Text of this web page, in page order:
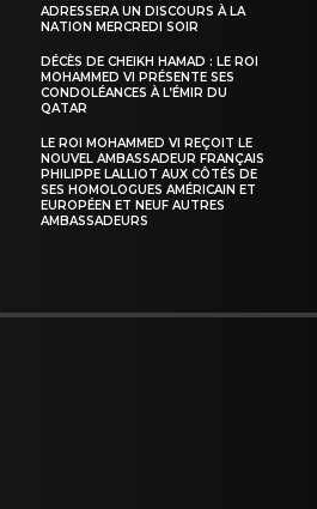
ADRESSERA UN DISCOURS À LA
NATION MERCREDI SOIR
DÉCÈS DE CHEIKH HAMAD : LE ROI
MOHAMMED VI PRÉSENTE SES
CONDOLÉANCES À L’ÉMIR DU
QATAR
LE ROI MOHAMMED VI REÇOIT LE
NOUVEL AMBASSADEUR FRANÇAIS
PHILIPPE LALLIOT AUX CÔTÉS DE
SES HOMOLOGUES AMÉRICAIN ET
EUROPÉEN ET NEUF AUTRES
AMBASSADEURS